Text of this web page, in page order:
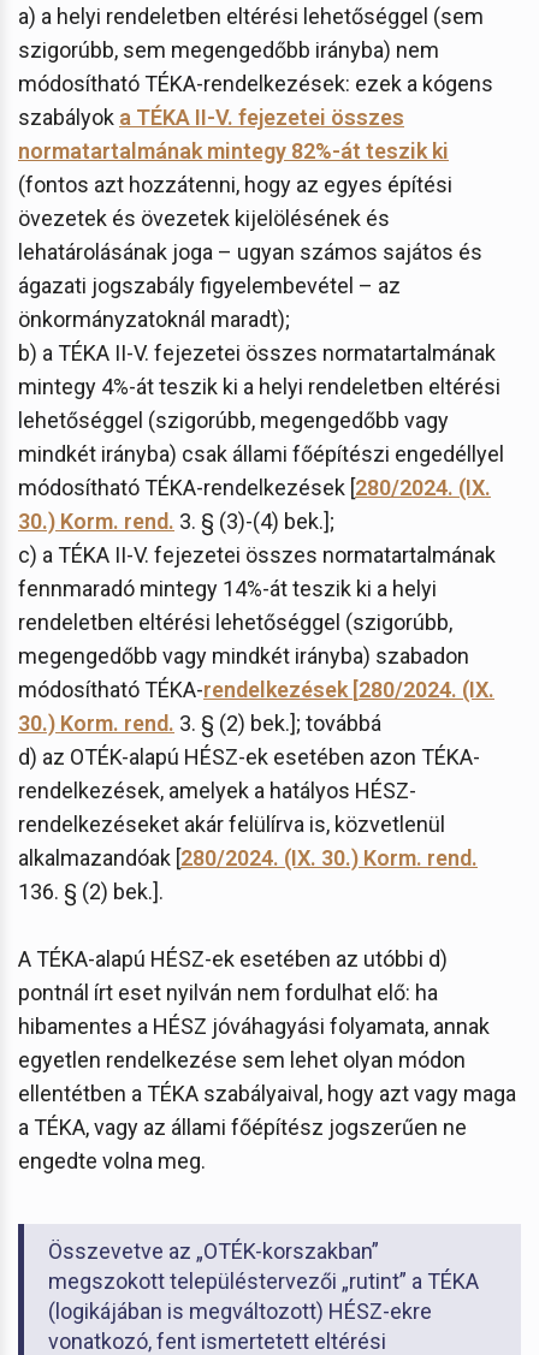
a) a helyi rendeletben eltérési lehetőséggel (sem
szigorúbb, sem megengedőbb irányba) nem
módosítható TÉKA-rendelkezések: ezek a kógens
szabályok a TÉKA II-V. fejezetei összes
normatartalmának mintegy 82%-át teszik ki
(fontos azt hozzátenni, hogy az egyes építési
övezetek és övezetek kijelölésének és
lehatárolásának joga – ugyan számos sajátos és
ágazati jogszabály figyelembevétel – az
önkormányzatoknál maradt);
b) a TÉKA II-V. fejezetei összes normatartalmának
mintegy 4%-át teszik ki a helyi rendeletben eltérési
lehetőséggel (szigorúbb, megengedőbb vagy
mindkét irányba) csak állami főépítészi engedéllyel
módosítható TÉKA-rendelkezések [280/2024. (IX.
30.) Korm. rend. 3. § (3)-(4) bek.];
c) a TÉKA II-V. fejezetei összes normatartalmának
fennmaradó mintegy 14%-át teszik ki a helyi
rendeletben eltérési lehetőséggel (szigorúbb,
megengedőbb vagy mindkét irányba) szabadon
módosítható TÉKA-rendelkezések [280/2024. (IX.
30.) Korm. rend. 3. § (2) bek.]; továbbá
d) az OTÉK-alapú HÉSZ-ek esetében azon TÉKA-
rendelkezések, amelyek a hatályos HÉSZ-
rendelkezéseket akár felülírva is, közvetlenül
alkalmazandóak [280/2024. (IX. 30.) Korm. rend.
136. § (2) bek.].
A TÉKA-alapú HÉSZ-ek esetében az utóbbi d)
pontnál írt eset nyilván nem fordulhat elő: ha
hibamentes a HÉSZ jóváhagyási folyamata, annak
egyetlen rendelkezése sem lehet olyan módon
ellentétben a TÉKA szabályaival, hogy azt vagy maga
a TÉKA, vagy az állami főépítész jogszerűen ne
engedte volna meg.
Összevetve az „OTÉK-korszakban”
megszokott településtervezői „rutint” a TÉKA
(logikájában is megváltozott) HÉSZ-ekre
vonatkozó, fent ismertetett eltérési